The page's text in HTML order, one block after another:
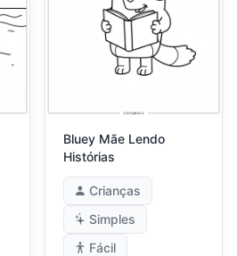
Bluey Mãe Lendo
Histórias
Crianças
Simples
Fácil